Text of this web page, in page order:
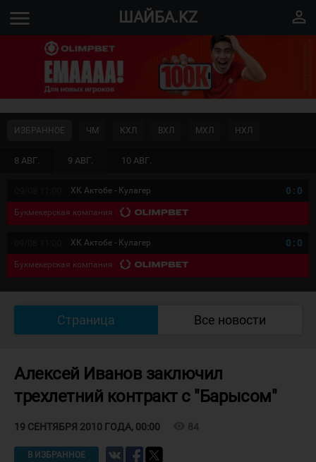
menu ШАЙБА.KZ perm_identity
8 АВГ. 9 АВГ. 10 АВГ.
ИЗБРАННОЕ ЧМ КХЛ ВХЛ МХЛ НХЛ
ХК Актобе - Кулагер 0 : 0
Букмекерская компания
ХК Актобе - Кулагер 0 : 0
Букмекерская компания
Страница Все новости
Алексей Иванов заключил
трехлетний контракт с "Барысом"
19 СЕНТЯБРЯ 2010 ГОДА, 00:00 84
В ИЗБРАННОЕ